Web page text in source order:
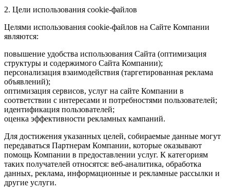
2. Цели использования cookie-файлов
Целями использования cookie-файлов на Сайте Компании
являются:
повышение удобства использования Сайта (оптимизация
структуры и содержимого Сайта Компании);
персонализация взаимодействия (таргетированная реклама
объявлений);
оптимизация сервисов, услуг на сайте Компании в
соответствии с интересами и потребностями пользователей;
идентификация пользователей;
оценка эффективности рекламных кампаний.
Для достижения указанных целей, собираемые данные могут
передаваться Партнерам Компании, которые оказывают
помощь Компании в предоставлении услуг. К категориям
таких получателей относятся: веб-аналитика, обработка
данных, реклама, информационные и рекламные рассылки и
другие услуги.